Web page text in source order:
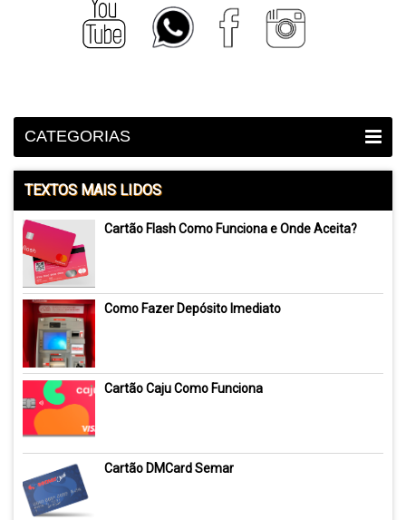
CATEGORIAS
TEXTOS MAIS LIDOS
Cartão Flash Como Funciona e Onde Aceita?
Como Fazer Depósito Imediato
Cartão Caju Como Funciona
Cartão DMCard Semar